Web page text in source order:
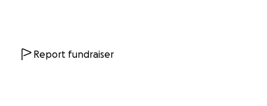
Report fundraiser